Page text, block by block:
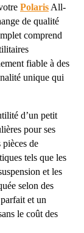
Polaris All-
de qualité
comprend
fiable à des
unique qui
d’un petit
pour ses
pièces de
tels que les
et les
selon des
et un
le coût des